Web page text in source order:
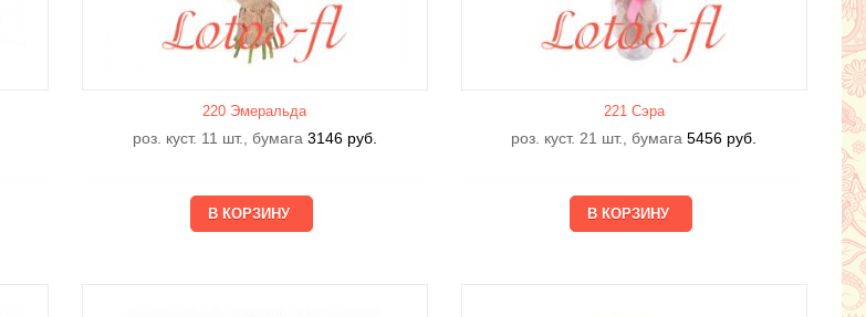
220 Эмеральда
роз. куст. 11 шт., бумага 3146 руб.
221 Сэра
роз. куст. 21 шт., бумага 5456 руб.